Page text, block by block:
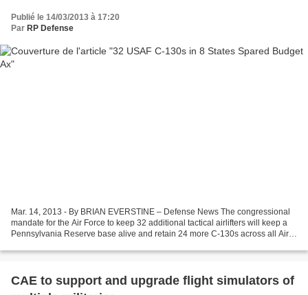
Publié le 14/03/2013 à 17:20
Par RP Defense
Mar. 14, 2013 - By BRIAN EVERSTINE – Defense News The congressional
mandate for the Air Force to keep 32 additional tactical airlifters will keep a
Pennsylvania Reserve base alive and retain 24 more C-130s across all Air
CAE to support and upgrade flight simulators of